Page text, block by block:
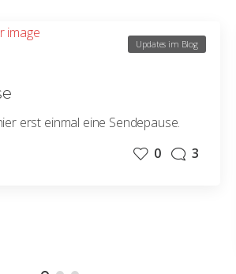
Updates im Blog
erst einmal eine Sendepause.
0 3